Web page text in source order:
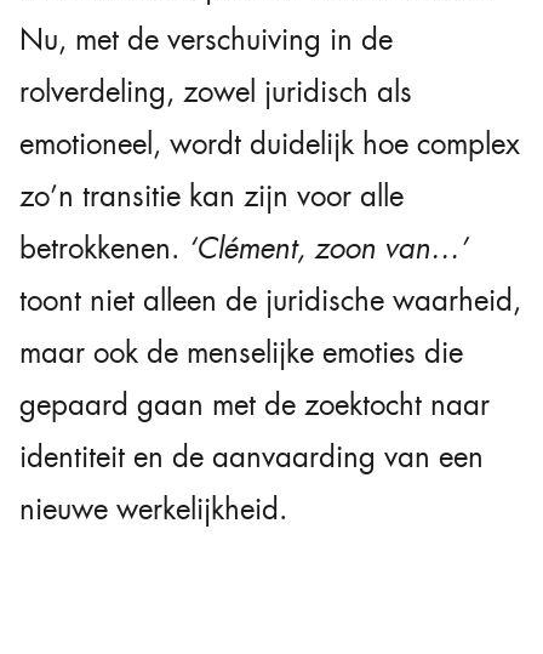
Nu, met de verschuiving in de
rolverdeling, zowel juridisch als
emotioneel, wordt duidelijk hoe complex
zo’n transitie kan zijn voor alle
betrokkenen. ‘Clément, zoon van…’
toont niet alleen de juridische waarheid,
maar ook de menselijke emoties die
gepaard gaan met de zoektocht naar
identiteit en de aanvaarding van een
nieuwe werkelijkheid.